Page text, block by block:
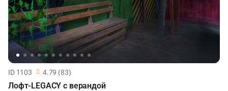
ID 1103 4.79 (83)
Лофт-LEGACY с верандой